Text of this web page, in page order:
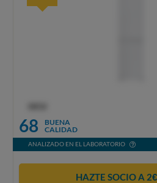
68
BUENA
CALIDAD
ANALIZADO EN EL LABORATORIO
HAZTE SOCIO A